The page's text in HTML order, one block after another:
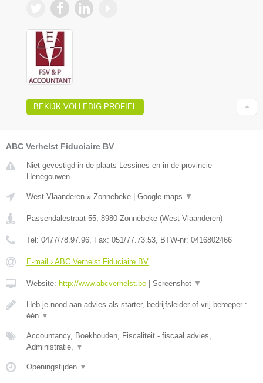
BEKIJK VOLLEDIG PROFIEL
ABC Verhelst Fiduciaire BV
Niet gevestigd in de plaats Lessines en in de provincie
Henegouwen.
West-Vlaanderen » Zonnebeke Google maps ▼
Passendalestraat 55, 8980 Zonnebeke (West-Vlaanderen)
Tel: 0477/78.97.96, Fax: 051/77.73.53, BTW-nr: 0416802466
E-mail › ABC Verhelst Fiduciaire BV
Website: http://www.abcverhelst.be Screenshot ▼
Heb je nood aan advies als starter, bedrijfsleider of vrij beroeper :
één ▼
Accountancy, Boekhouden, Fiscaliteit - fiscaal advies,
Administratie, ▼
Openingstijden ▼